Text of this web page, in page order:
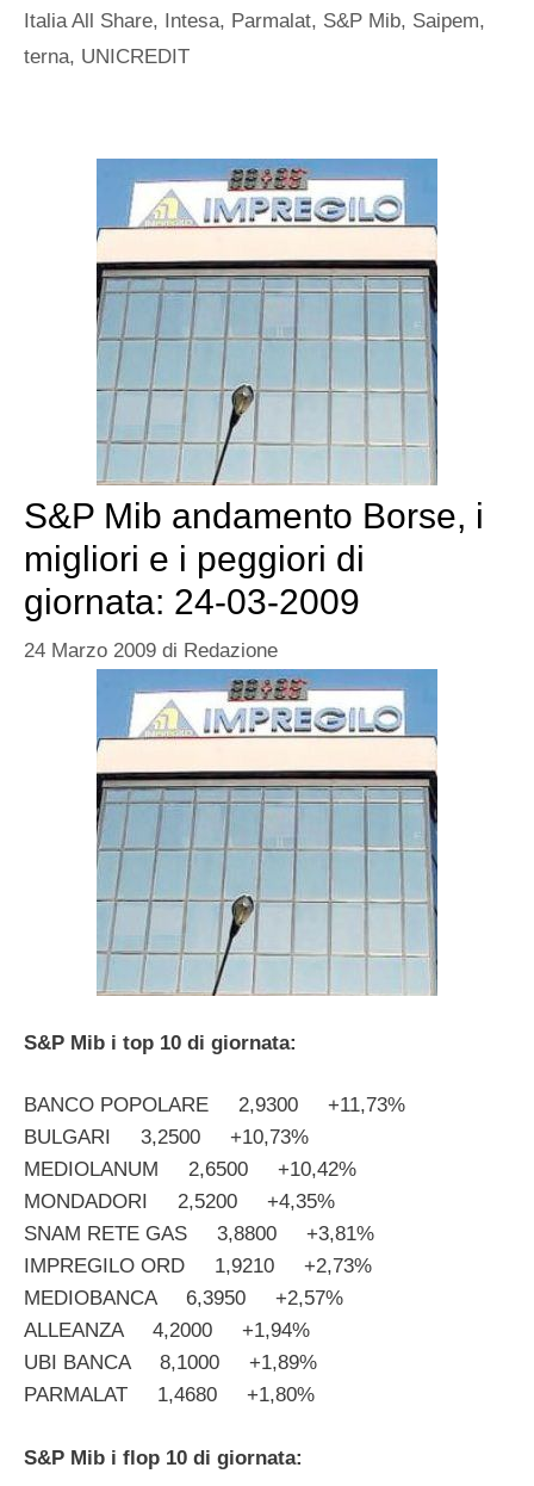
Italia All Share, Intesa, Parmalat, S&P Mib, Saipem,
terna, UNICREDIT
S&P Mib andamento Borse, i
migliori e i peggiori di
giornata: 24-03-2009
24 Marzo 2009 di Redazione
S&P Mib i top 10 di giornata:
BANCO POPOLARE 2,9300 +11,73%
BULGARI 3,2500 +10,73%
MEDIOLANUM 2,6500 +10,42%
MONDADORI 2,5200 +4,35%
SNAM RETE GAS 3,8800 +3,81%
IMPREGILO ORD 1,9210 +2,73%
MEDIOBANCA 6,3950 +2,57%
ALLEANZA 4,2000 +1,94%
UBI BANCA 8,1000 +1,89%
PARMALAT 1,4680 +1,80%
S&P Mib i flop 10 di giornata: